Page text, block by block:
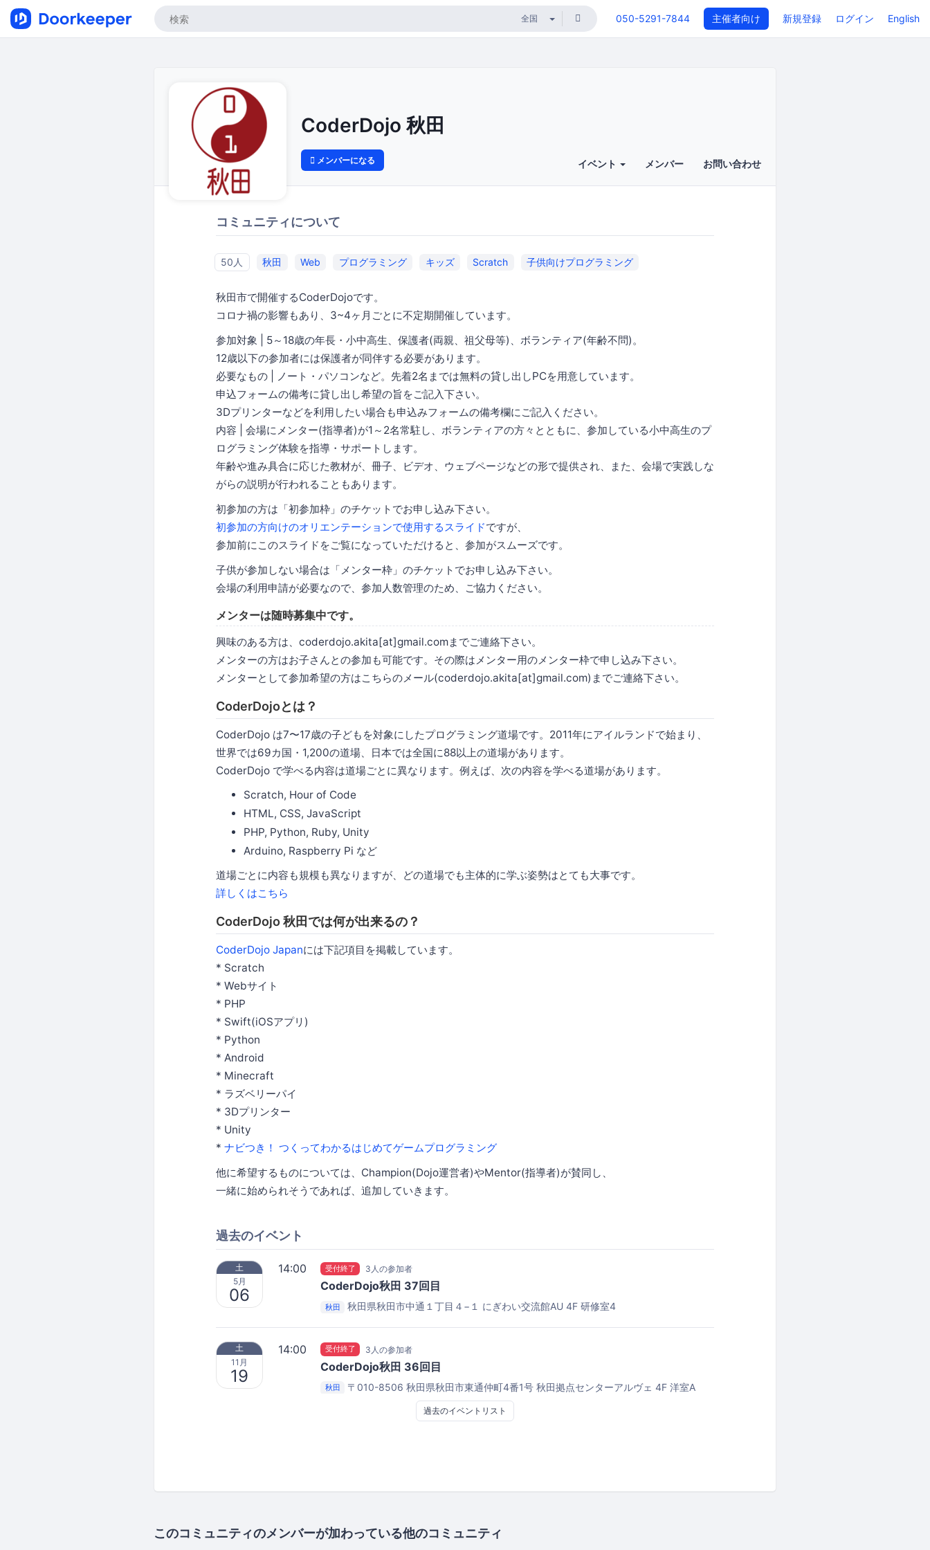
050-5291-7844 主催者向け 新規登録 ログイン English
CoderDojo 秋田
メンバーになる イベント メンバー お問い合わせ
コミュニティについて
50人 秋田 Web プログラミング キッズ Scratch 子供向けプログラミング
秋田市で開催するCoderDojoです。
コロナ禍の影響もあり、3~4ヶ月ごとに不定期開催しています。
参加対象 | 5～18歳の年長・小中高生、保護者(両親、祖父母等)、ボランティア(年齢不問)。
12歳以下の参加者には保護者が同伴する必要があります。
必要なもの | ノート・パソコンなど。先着2名までは無料の貸し出しPCを用意しています。
申込フォームの備考に貸し出し希望の旨をご記入下さい。
3Dプリンターなどを利用したい場合も申込みフォームの備考欄にご記入ください。
内容 | 会場にメンター(指導者)が1～2名常駐し、ボランティアの方々とともに、参加している小中高生のプ
ログラミング体験を指導・サポートします。
年齢や進み具合に応じた教材が、冊子、ビデオ、ウェブページなどの形で提供され、また、会場で実践しな
がらの説明が行われることもあります。
初参加の方は「初参加枠」のチケットでお申し込み下さい。
初参加の方向けのオリエンテーションで使用するスライドですが、
参加前にこのスライドをご覧になっていただけると、参加がスムーズです。
子供が参加しない場合は「メンター枠」のチケットでお申し込み下さい。
会場の利用申請が必要なので、参加人数管理のため、ご協力ください。
メンターは随時募集中です。
興味のある方は、coderdojo.akita[at]gmail.comまでご連絡下さい。
メンターの方はお子さんとの参加も可能です。その際はメンター用のメンター枠で申し込み下さい。
メンターとして参加希望の方はこちらのメール(coderdojo.akita[at]gmail.com)までご連絡下さい。
CoderDojoとは？
CoderDojo は7〜17歳の子どもを対象にしたプログラミング道場です。2011年にアイルランドで始まり、
世界では69カ国・1,200の道場、日本では全国に88以上の道場があります。
CoderDojo で学べる内容は道場ごとに異なります。例えば、次の内容を学べる道場があります。
Scratch, Hour of Code
HTML, CSS, JavaScript
PHP, Python, Ruby, Unity
Arduino, Raspberry Pi など
道場ごとに内容も規模も異なりますが、どの道場でも主体的に学ぶ姿勢はとても大事です。
詳しくはこちら
CoderDojo 秋田では何が出来るの？
CoderDojo Japanには下記項目を掲載しています。
* Scratch
* Webサイト
* PHP
* Swift(iOSアプリ)
* Python
* Android
* Minecraft
* ラズベリーパイ
* 3Dプリンター
* Unity
* ナビつき！ つくってわかるはじめてゲームプログラミング
他に希望するものについては、Champion(Dojo運営者)やMentor(指導者)が賛同し、
一緒に始められそうであれば、追加していきます。
過去のイベント
土
5月
06
14:00 受付終了 3人の参加者
CoderDojo秋田 37回目
秋田 秋田県秋田市中通１丁目４−１ にぎわい交流館AU 4F 研修室4
土
11月
19
14:00 受付終了 3人の参加者
CoderDojo秋田 36回目
秋田 〒010-8506 秋田県秋田市東通仲町4番1号秋田拠点センターアルヴェ 4F 洋室A
過去のイベントリスト
このコミュニティのメンバーが加わっている他のコミュニティ